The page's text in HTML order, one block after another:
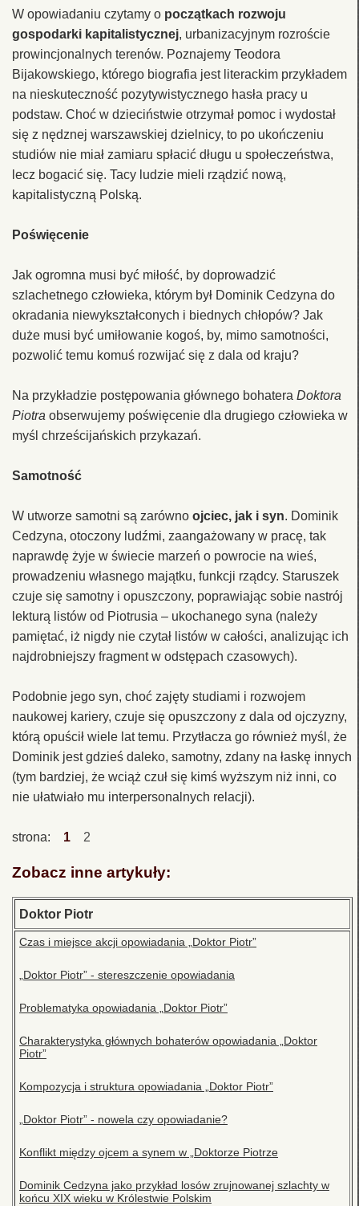
W opowiadaniu czytamy o początkach rozwoju
gospodarki kapitalistycznej, urbanizacyjnym rozroście
prowincjonalnych terenów. Poznajemy Teodora
Bijakowskiego, którego biografia jest literackim przykładem
na nieskuteczność pozytywistycznego hasła pracy u
podstaw. Choć w dzieciństwie otrzymał pomoc i wydostał
się z nędznej warszawskiej dzielnicy, to po ukończeniu
studiów nie miał zamiaru spłacić długu u społeczeństwa,
lecz bogacić się. Tacy ludzie mieli rządzić nową,
kapitalistyczną Polską.
Poświęcenie
Jak ogromna musi być miłość, by doprowadzić
szlachetnego człowieka, którym był Dominik Cedzyna do
okradania niewykształconych i biednych chłopów? Jak
duże musi być umiłowanie kogoś, by, mimo samotności,
pozwolić temu komuś rozwijać się z dala od kraju?
Na przykładzie postępowania głównego bohatera Doktora
Piotra obserwujemy poświęcenie dla drugiego człowieka w
myśl chrześcijańskich przykazań.
Samotność
W utworze samotni są zarówno ojciec, jak i syn. Dominik
Cedzyna, otoczony ludźmi, zaangażowany w pracę, tak
naprawdę żyje w świecie marzeń o powrocie na wieś,
prowadzeniu własnego majątku, funkcji rządcy. Staruszek
czuje się samotny i opuszczony, poprawiając sobie nastrój
lekturą listów od Piotrusia – ukochanego syna (należy
pamiętać, iż nigdy nie czytał listów w całości, analizując ich
najdrobniejszy fragment w odstępach czasowych).
Podobnie jego syn, choć zajęty studiami i rozwojem
naukowej kariery, czuje się opuszczony z dala od ojczyzny,
którą opuścił wiele lat temu. Przytłacza go również myśl, że
Dominik jest gdzieś daleko, samotny, zdany na łaskę innych
(tym bardziej, że wciąż czuł się kimś wyższym niż inni, co
nie ułatwiało mu interpersonalnych relacji).
strona: 1 2
Zobacz inne artykuły:
Doktor Piotr
Czas i miejsce akcji opowiadania „Doktor Piotr”
„Doktor Piotr” - stereszczenie opowiadania
Problematyka opowiadania „Doktor Piotr”
Charakterystyka głównych bohaterów opowiadania „Doktor
Piotr”
Kompozycja i struktura opowiadania „Doktor Piotr”
„Doktor Piotr” - nowela czy opowiadanie?
Konflikt między ojcem a synem w „Doktorze Piotrze
Dominik Cedzyna jako przykład losów zrujnowanej szlachty w
końcu XIX wieku w Królestwie Polskim